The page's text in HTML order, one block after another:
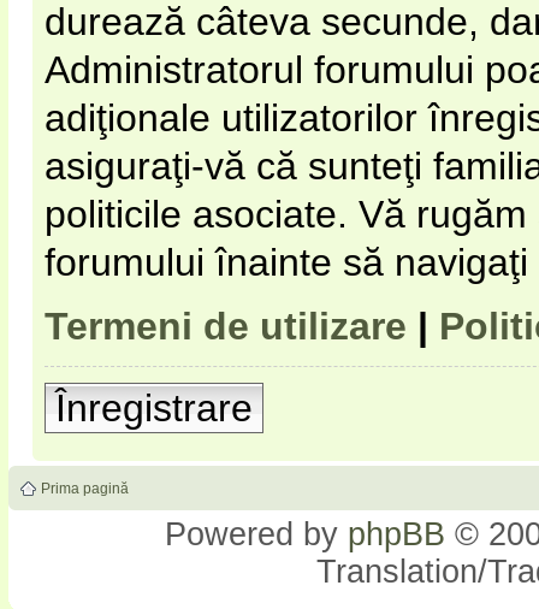
durează câteva secunde,
Administratorul forumului
adiţionale utilizatorilor
asiguraţi-vă că sunteţi
politicile asociate. Vă
forumului înainte să
Termeni de utilizare |
Înregistrare
Prima pagină
Powered by phpBB ©
Translation/